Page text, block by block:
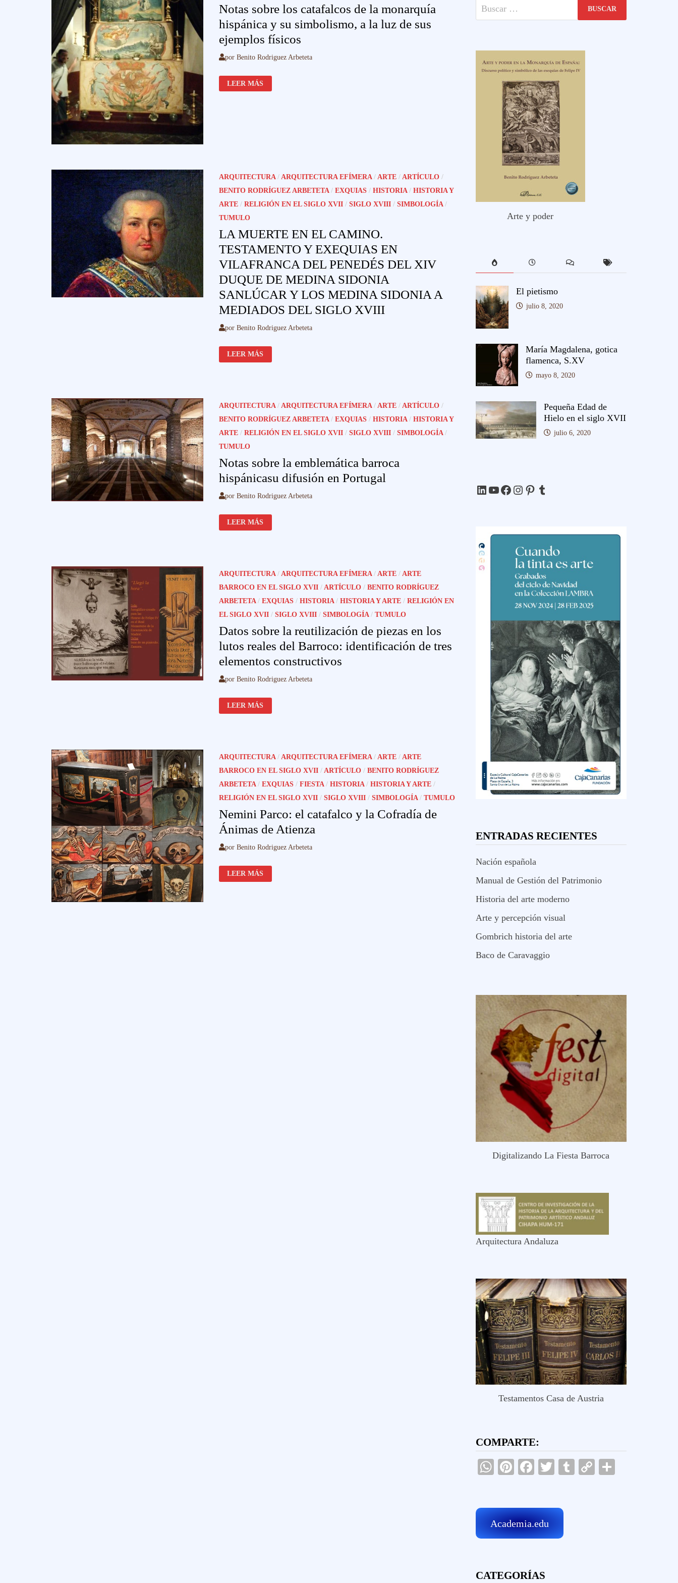
Notas sobre los catafalcos de la monarquía
hispánica y su simbolismo, a la luz de sus
ejemplos físicos
por Benito Rodriguez Arbeteta
NOTAS
SOBRE
LOS
DE
EJEMPLOS
LEER MÁS
ARQUITECTURA/ ARQUITECTURA EFÍMERA/ ARTE/ ARTÍCULO/
BENITO RODRÍGUEZ ARBETETA/ EXQUIAS/ HISTORIA/ HISTORIA Y
ARTE/ RELIGIÓN EN EL SIGLO XVII/ SIGLO XVIII/ SIMBOLOGÍA/
TUMULO
LA MUERTE EN EL CAMINO.
TESTAMENTO Y EXEQUIAS EN
VILAFRANCA DEL PENEDÉS DEL XIV
DUQUE DE MEDINA SIDONIA
SANLÚCAR Y LOS MEDINA SIDONIA A
MEDIADOS DEL SIGLO XVIII
por Benito Rodriguez Arbeteta
LA
MUERTE
EN
EN
VILAFRANCA
DEL
DEL
DUQUE
MEDINA
SANLÚCAR
Y
MEDINA
MEDIADOS
DEL
LEER MÁS
ARQUITECTURA/ ARQUITECTURA EFÍMERA/ ARTE/ ARTÍCULO/
BENITO RODRÍGUEZ ARBETETA/ EXQUIAS/ HISTORIA/ HISTORIA Y
ARTE/ RELIGIÓN EN EL SIGLO XVII/ SIGLO XVIII/ SIMBOLOGÍA/
TUMULO
Notas sobre la emblemática barroca
hispánicasu difusión en Portugal
por Benito Rodriguez Arbeteta
NOTAS
SOBRE
LA
PORTUGAL
LEER MÁS
ARQUITECTURA/ ARQUITECTURA EFÍMERA/ ARTE/ ARTE
BARROCO EN EL SIGLO XVII/ ARTÍCULO/ BENITO RODRÍGUEZ
ARBETETA/ EXQUIAS/ HISTORIA/ HISTORIA Y ARTE/ RELIGIÓN EN
EL SIGLO XVII/ SIGLO XVIII/ SIMBOLOGÍA/ TUMULO
Datos sobre la reutilización de piezas en los
lutos reales del Barroco: identificación de tres
elementos constructivos
por Benito Rodriguez Arbeteta
DATOS
SOBRE
LA
LUTOS
DEL
IDENTIFICACIÓN
TRES
CONSTRUCTIVOS
LEER MÁS
ARQUITECTURA/ ARQUITECTURA EFÍMERA/ ARTE/ ARTE
BARROCO EN EL SIGLO XVII/ ARTÍCULO/ BENITO RODRÍGUEZ
ARBETETA/ EXQUIAS/ FIESTA/ HISTORIA/ HISTORIA Y ARTE/
RELIGIÓN EN EL SIGLO XVII/ SIGLO XVIII/ SIMBOLOGÍA/ TUMULO
Nemini Parco: el catafalco y la Cofradía de
Ánimas de Atienza
por Benito Rodriguez Arbeteta
NEMINI
PARCO:
EL
LEER MÁS
Buscar:
Arte y poder
El pietismo
julio 8, 2020
María Magdalena, gotica
flamenca, S.XV
mayo 8, 2020
Pequeña Edad de
Hielo en el siglo XVII
julio 6, 2020
LinkedIn
YouTube
Facebook
Instagram
Pinterest
Tumblr
ENTRADAS RECIENTES
Nación española
Manual de Gestión del Patrimonio
Historia del arte moderno
Arte y percepción visual
Gombrich historia del arte
Baco de Caravaggio
Digitalizando La Fiesta Barroca
Arquitectura Andaluza
Testamentos Casa de Austria
COMPARTE:
WhatsApp
Pinterest
Facebook
TwitterTumblr
Copy
Academia.edu
CATEGORÍAS